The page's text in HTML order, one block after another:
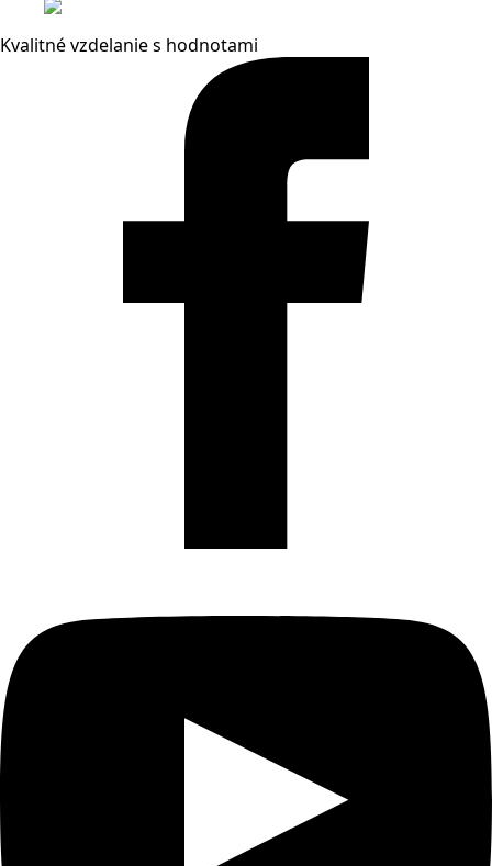
Kvalitné vzdelanie s hodnotami